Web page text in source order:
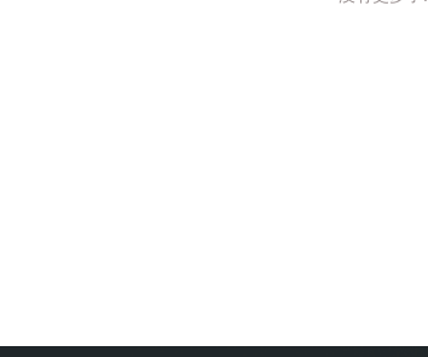
10年的平均增速。叠加电动汽车的普及等因素